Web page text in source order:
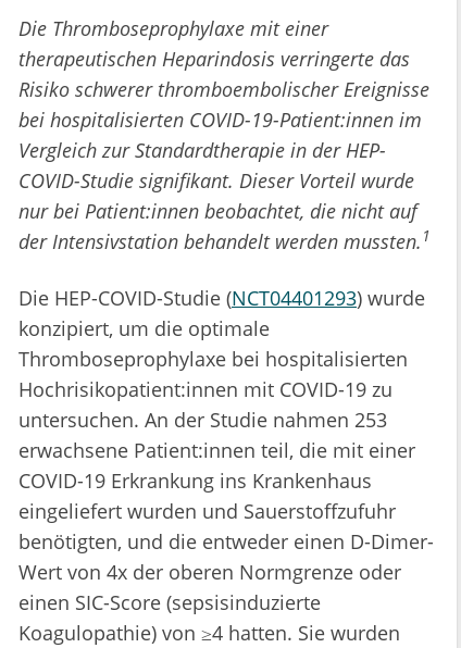
Die Thromboseprophylaxe mit einer
therapeutischen Heparindosis verringerte das
Risiko schwerer thromboembolischer Ereignisse
bei hospitalisierten COVID-19-Patient:innen im
Vergleich zur Standardtherapie in der HEP-
COVID-Studie signifikant. Dieser Vorteil wurde
nur bei Patient:innen beobachtet, die nicht auf
der Intensivstation behandelt werden mussten. 1
Die HEP-COVID-Studie (NCT04401293) wurde
konzipiert, um die optimale
Thromboseprophylaxe bei hospitalisierten
Hochrisikopatient:innen mit COVID-19 zu
untersuchen. An der Studie nahmen 253
erwachsene Patient:innen teil, die mit einer
COVID-19 Erkrankung ins Krankenhaus
eingeliefert wurden und Sauerstoffzufuhr
benötigten, und die entweder einen D-Dimer-
Wert von 4x der oberen Normgrenze oder
einen SIC-Score (sepsisinduzierte
Koagulopathie) von ≥4 hatten. Sie wurden